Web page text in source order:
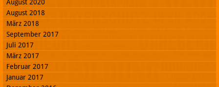
August 2020
August 2018
März 2018
September 2017
Juli 2017
März 2017
Februar 2017
Januar 2017